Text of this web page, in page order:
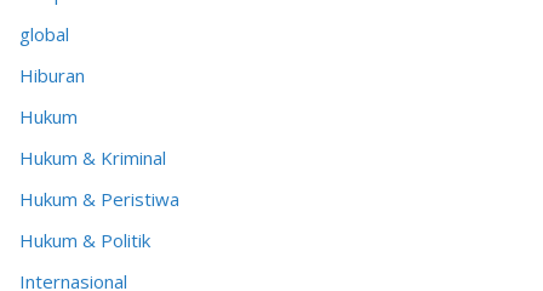
global
Hiburan
Hukum
Hukum & Kriminal
Hukum & Peristiwa
Hukum & Politik
Internasional